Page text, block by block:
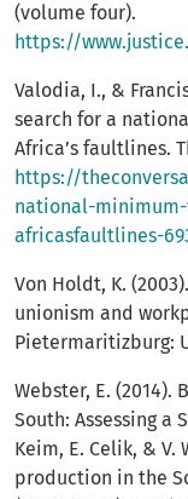
(volume four).
https://
Valodia, I., &
search for a
Africa’s faultlines.
https://
national-
africasfaultlines-
Von Holdt, K.
unionism and
Pietermaritizburg:
Webster, E.
South: Assessing a
Keim, E. Celik, & V.
production in the